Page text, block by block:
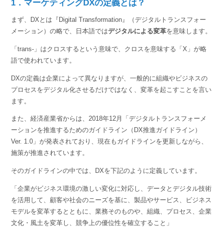
1．マーケティングDXの定義とは？
まず、DXとは『Digital Transformation』（デジタルトランスフォー
メーション）の略で、日本語ではデジタルによる変革を意味します。
「trans-」はクロスするという意味で、クロスを意味する「X」が略
語で使われています。
DXの定義は企業によって異なりますが、一般的に組織やビジネスの
プロセスをデジタル化させるだけではなく、変革を起こすことを言い
ます。
また、経済産業省からは、2018年12月「デジタルトランスフォーメ
ーションを推進するためのガイドライン（DX推進ガイドライン）
Ver. 1.0」が発表されており、現在もガイドラインを更新しながら、
施策が推進されています。
そのガイドラインの中では、DXを下記のように定義しています。
「企業がビジネス環境の激しい変化に対応し、データとデジタル技術
を活用して、顧客や社会のニーズを基に、製品やサービス、ビジネス
モデルを変革するとともに、業務そのものや、組織、プロセス、企業
文化・風土を変革し、競争上の優位性を確立すること」